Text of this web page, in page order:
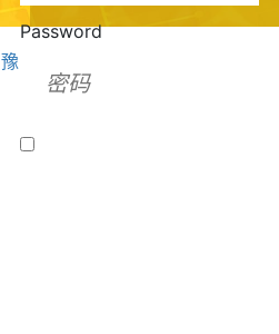
Password
豫ICP备2024099943号